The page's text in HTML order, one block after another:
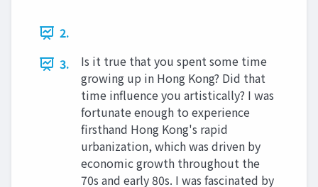
2.
3.
Is it true that you spent some time
growing up in Hong Kong? Did that
time influence you artistically? I was
fortunate enough to experience
firsthand Hong Kong's rapid
urbanization, which was driven by
economic growth throughout the
70s and early 80s. I was fascinated by